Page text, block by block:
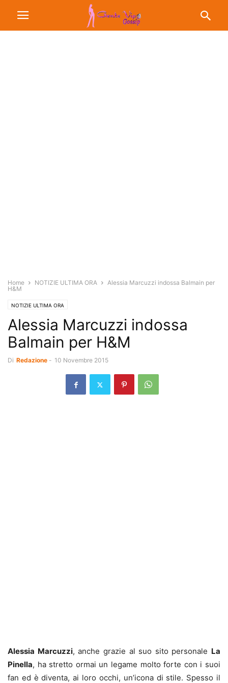
Home NOTIZIE ULTIMA ORA
Alessia Marcuzzi indossa Balmain per
H&M
NOTIZIE ULTIMA ORA
Alessia Marcuzzi indossa
Balmain per H&M
Di Redazione - 10 Novembre 2015
Alessia Marcuzzi, anche grazie al suo sito personale La
Pinella, ha stretto ormai un legame molto forte con i suoi
fan ed è diventa, ai loro occhi, un’icona di stile. Spesso il